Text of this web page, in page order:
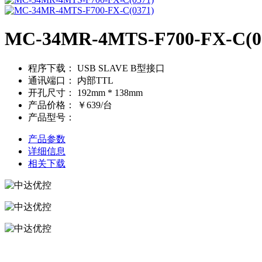
MC-34MR-4MTS-F700-FX-
程序下载：
USB SLAVE B型接口
通讯端口：
内部TTL
开孔尺寸：
192mm * 138mm
产品价格：
￥639/台
产品型号：
产品参数
详细信息
相关下载